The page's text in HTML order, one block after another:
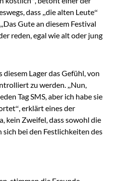
dass „die alten Leute“
Gute an diesem Festival
reden, egal wie alt oder jung
Lager das Gefühl, von
zu werden. „Nun,
Tag SMS, aber ich habe sie
erklärt eines der
kein Zweifel, dass sowohl die
bei den Festlichkeiten des